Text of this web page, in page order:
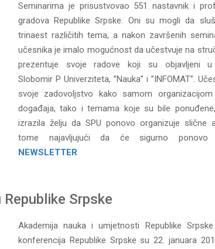
Seminarima je prisustvovao 551 nastavnik i
gradova Republike Srpske. Oni su mogli da
trinaest različitih tema, a nakon završenih
učesnika je imalo mogućnost da učestvuje na
prezentuje svoje radove koji su objavljeni u
Slobomir P Univerziteta, ”Nauka” i ”INFOMAT”.
svoje zadovoljstvo kako samom organizacijom
događaja, tako i temama koje su bile
izrazila želju da SPU ponovo organizuje slične
tome najavljujući da će sigurno ponovo
NEWSLETTER
Srpske
Akademija nauka i umjetnosti Republike
konferencija Republike Srpske su 22. januara